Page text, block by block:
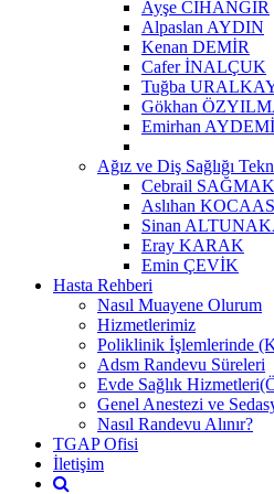
Ayşe CİHANGİR
Alpaslan AYDIN
Kenan DEMİR
Cafer İNALÇUK
Tuğba
Gökhan
Emirhan
Ağız ve Diş Sağlığı
Cebrail SAĞMAK
Aslıhan
Sinan
Eray KARAK
Emin ÇEVİK
Hasta Rehberi
Nasıl Muayene Olurum
Hizmetlerimiz
Poliklinik İşlemlerinde
Adsm Randevu Süreleri
Evde Sağlık
Genel Anestezi ve
Nasıl Randevu Alınır?
TGAP Ofisi
İletişim